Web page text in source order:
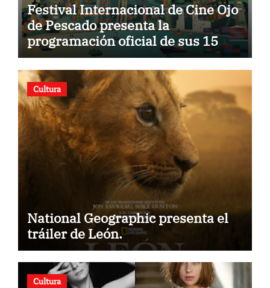
Festival Internacional de Cine Ojo
de Pescado presenta la
programación oficial de sus 15
años
Cultura
National Geographic presenta el
tráiler de León.
Cultura